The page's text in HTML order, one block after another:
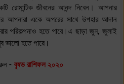
জীবনের আনন্দ নিবেন। আপনার
আপনারা একে অপরের সাথে উপহার আদান
পরিকল্পনাও হতে পারে।এ ছাড়া জুন, জুলাই
ভালো হতে পারে।
- বৃষভ রাশিফল ২০২০